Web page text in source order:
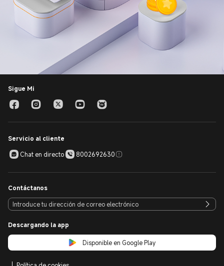
Sigue Mi
Servicio al cliente
Chat en directo
8002692630
Contáctanos
Descargando la app
Disponible en Google Play